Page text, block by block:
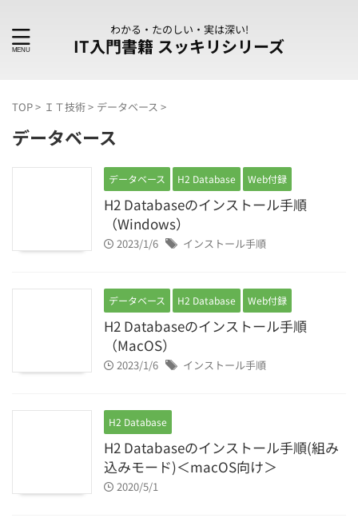
わかる・たのしい・実は深い!
IT入門書籍 スッキリシリーズ
TOP> ＩＴ技術> データベース >
データベース
データベース H2 Database Web付録
H2 Databaseのインストール手順
（Windows）
2023/1/6 インストール手順
データベース H2 Database Web付録
H2 Databaseのインストール手順
（MacOS）
2023/1/6 インストール手順
H2 Database
H2 Databaseのインストール手順(組み
込みモード)＜macOS向け＞
2020/5/1